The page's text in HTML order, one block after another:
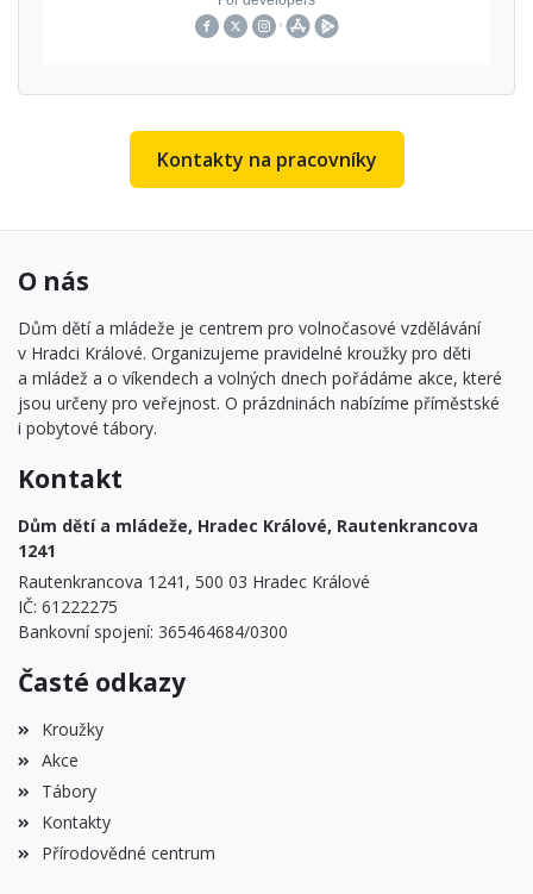
Kontakty na pracovníky
O nás
Dům dětí a mládeže je centrem pro volnočasové vzdělávání
v Hradci Králové. Organizujeme pravidelné kroužky pro děti
a mládež a o víkendech a volných dnech pořádáme akce, které
jsou určeny pro veřejnost. O prázdninách nabízíme příměstské
i pobytové tábory.
Kontakt
Dům dětí a mládeže, Hradec Králové, Rautenkrancova
1241
Rautenkrancova 1241, 500 03 Hradec Králové
IČ: 61222275
Bankovní spojení: 365464684/0300
Časté odkazy
Kroužky
Akce
Tábory
Kontakty
Přírodovědné centrum